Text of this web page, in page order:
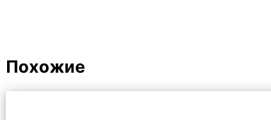
Похожие